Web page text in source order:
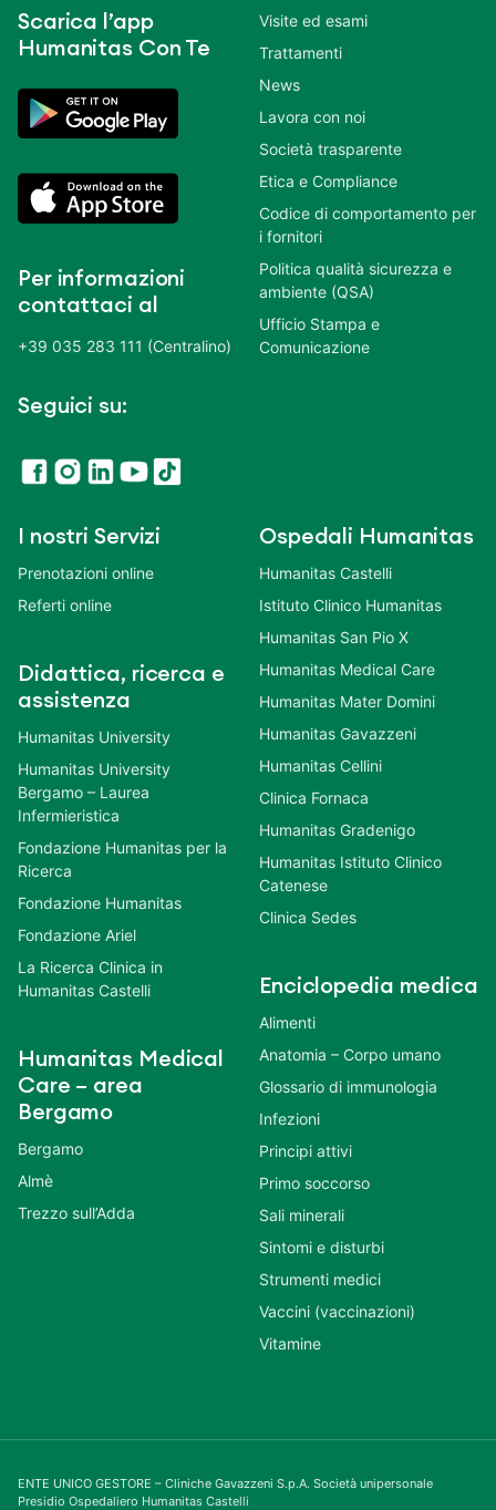
Scarica l’app
Humanitas Con Te
Per informazioni
contattaci al
+39 035 283 111 (Centralino)
Seguici su:
Visite ed esami
Trattamenti
News
Lavora con noi
Società trasparente
Etica e Compliance
Codice di comportamento per
i fornitori
Politica qualità sicurezza e
ambiente (QSA)
Ufficio Stampa e
Comunicazione
I nostri Servizi
Prenotazioni online
Referti online
Didattica, ricerca e
assistenza
Humanitas University
Humanitas University
Bergamo – Laurea
Infermieristica
Fondazione Humanitas per la
Ricerca
Fondazione Humanitas
Fondazione Ariel
La Ricerca Clinica in
Humanitas Castelli
Humanitas Medical
Care – area
Bergamo
Bergamo
Almè
Trezzo sull’Adda
Ospedali Humanitas
Humanitas Castelli
Istituto Clinico Humanitas
Humanitas San Pio X
Humanitas Medical Care
Humanitas Mater Domini
Humanitas Gavazzeni
Humanitas Cellini
Clinica Fornaca
Humanitas Gradenigo
Humanitas Istituto Clinico
Catenese
Clinica Sedes
Enciclopedia medica
Alimenti
Anatomia – Corpo umano
Glossario di immunologia
Infezioni
Principi attivi
Primo soccorso
Sali minerali
Sintomi e disturbi
Strumenti medici
Vaccini (vaccinazioni)
Vitamine
ENTE UNICO GESTORE – Cliniche Gavazzeni S.p.A. Società unipersonale
Presidio Ospedaliero Humanitas Castelli